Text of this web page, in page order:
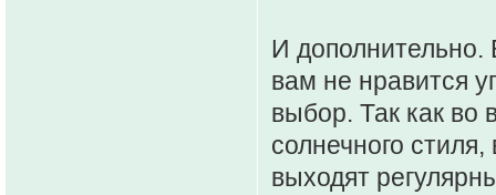
И дополнительно.
вам не нравится
выбор. Так как во
солнечного
выходят